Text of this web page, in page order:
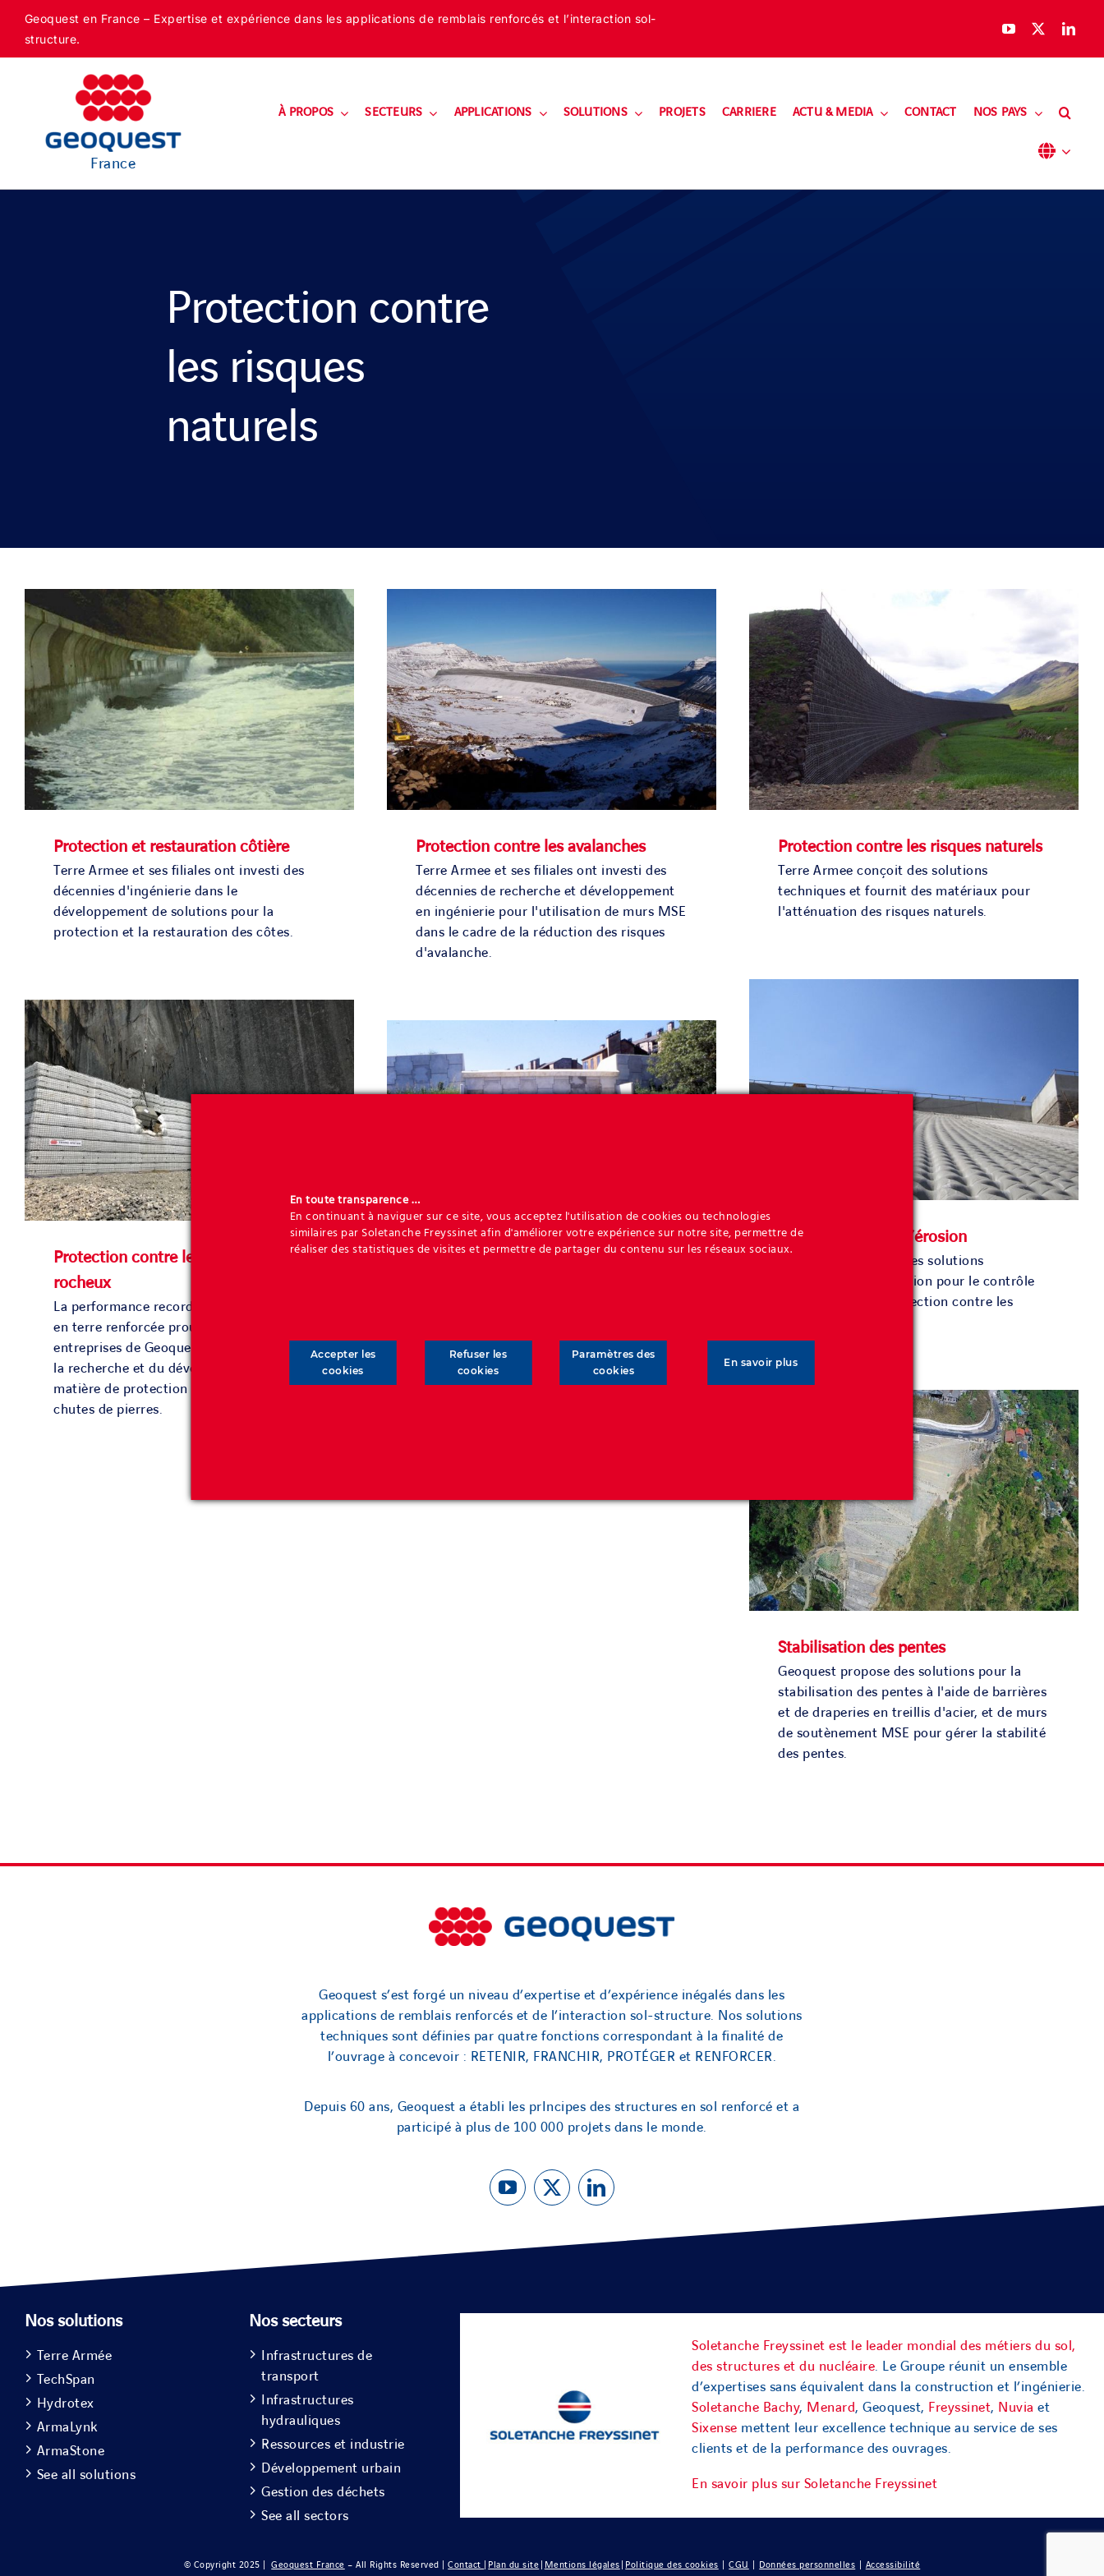
content
Geoquest en France – Expertise et expérience dans les applications de remblais renforcés et l’interaction sol-
structure.
France
À PROPOS SECTEURS APPLICATIONS SOLUTIONS PROJETS CARRIERE ACTU & MEDIA CONTACT NOS PAYS
Protection contre
les risques
naturels
Protection et restauration côtière
Terre Armee et ses filiales ont investi des
décennies d'ingénierie dans le
développement de solutions pour la
protection et la restauration des côtes.
Protection contre les avalanches
Terre Armee et ses filiales ont investi des
décennies de recherche et développement
en ingénierie pour l'utilisation de murs MSE
dans le cadre de la réduction des risques
d'avalanche.
Protection contre les risques naturels
Terre Armee conçoit des solutions
techniques et fournit des matériaux pour
l'atténuation des risques naturels.
Protection contre l’érosion
Terre Armee fournit des solutions
techniques de protection pour le contrôle
de l'érosion et la protection contre les
Protection contre les chutes de blocs
rocheux
La performance record des digues étroites
en terre renforcée prouve que les
entreprises de Geoquest sont à la pointe de
la recherche et du développement en
matière de protection défensive contre les
chutes de pierres.
inondables en sous-sol et en surface.
Stabilisation des pentes
Geoquest propose des solutions pour la
stabilisation des pentes à l'aide de barrières
et de draperies en treillis d'acier, et de murs
de soutènement MSE pour gérer la stabilité
des pentes.
Geoquest s’est forgé un niveau d’expertise et d’expérience inégalés dans les
applications de remblais renforcés et de l’interaction sol-structure. Nos solutions
techniques sont définies par quatre fonctions correspondant à la finalité de
l’ouvrage à concevoir : RETENIR, FRANCHIR, PROTÉGER et RENFORCER.
Depuis 60 ans, Geoquest a établi les prIncipes des structures en sol renforcé et a
participé à plus de 100 000 projets dans le monde.
Nos solutions
Terre Armée
TechSpan
Hydrotex
ArmaLynk
ArmaStone
See all solutions
Nos secteurs
Infrastructures de
transport
Infrastructures
hydrauliques
Ressources et industrie
Développement urbain
Gestion des déchets
See all sectors
Soletanche Freyssinet est le leader mondial des métiers du sol,
des structures et du nucléaire. Le Groupe réunit un ensemble
d’expertises sans équivalent dans la construction et l’ingénierie.
Soletanche Bachy, Menard, Geoquest, Freyssinet, Nuvia et
Sixense mettent leur excellence technique au service de ses
clients et de la performance des ouvrages.
En savoir plus sur Soletanche Freyssinet
© Copyright 2025 |Geoquest France – All Rights Reserved |Contact Plan du site Mentions légales Politique des cookies |CGU Données personnelles Accessibilité
En toute transparence …
En continuant à naviguer sur ce site, vous acceptez l'utilisation de cookies ou technologies
similaires par Soletanche Freyssinet afin d'améliorer votre expérience sur notre site, permettre de
réaliser des statistiques de visites et permettre de partager du contenu sur les réseaux sociaux.
Accepter les
cookies
Refuser les
cookies
En savoir plus
Paramètres des
cookies